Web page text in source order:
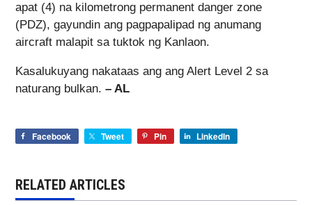
apat (4) na kilometrong permanent danger zone
(PDZ), gayundin ang pagpapalipad ng anumang
aircraft malapit sa tuktok ng Kanlaon.
Kasalukuyang nakataas ang ang Alert Level 2 sa
naturang bulkan. – AL
Facebook Tweet Pin LinkedIn
RELATED ARTICLES